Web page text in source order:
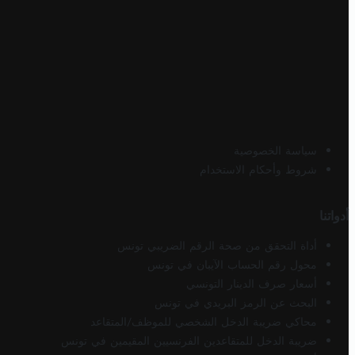
سياسة الخصوصية
شروط وأحكام الاستخدام
أدواتنا
أداة التحقق من صحة الرقم الضريبي تونس
محول رقم الحساب الآيبان في تونس
أسعار صرف الدينار التونسي
البحث عن الرمز البريدي في تونس
محاكي ضريبة الدخل الشخصي للموظف/المتقاعد
ضريبة الدخل للمتقاعدين الفرنسيين المقيمين في تونس